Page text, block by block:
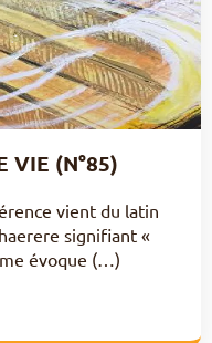
VIE (N°85)
vient du latin
signifiant «
évoque (…)